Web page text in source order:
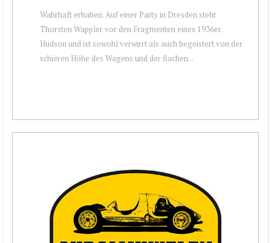
Wahrhaft erhaben. Auf einer Party in Dresden steht
Thorsten Wappler vor den Fragmenten eines 1936er
Hudson und ist sowohl verwirrt als auch begeistert von der
schieren Höhe des Wagens und der flachen...